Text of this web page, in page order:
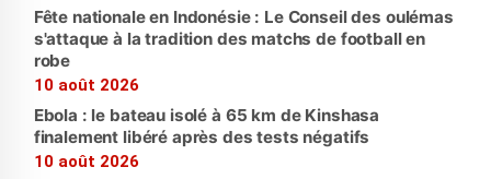
Fête nationale en Indonésie : Le Conseil des oulémas
s'attaque à la tradition des matchs de football en
robe
10 août 2026
Ebola : le bateau isolé à 65 km de Kinshasa
finalement libéré après des tests négatifs
10 août 2026